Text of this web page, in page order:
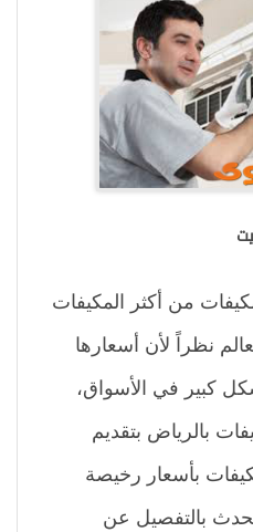
من أكثر المكيفات
نظراً لأن أسعارها
كبير في الأسواق،
بالرياض بتقديم
بأسعار رخيصة
بالتفصيل عن